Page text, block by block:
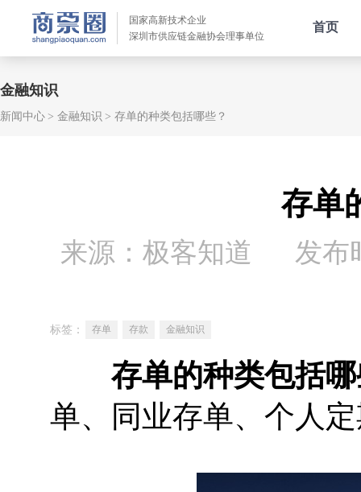
国家高新技术企业
深圳市供应链金融协会理事单位
首页
金融知识
新闻中心 金融知识 存单的种类包括哪些？
存单
来源：极客知道 发布
标签： 存单 存款 金融知识
存单的种类包括
单、同业存单、个人